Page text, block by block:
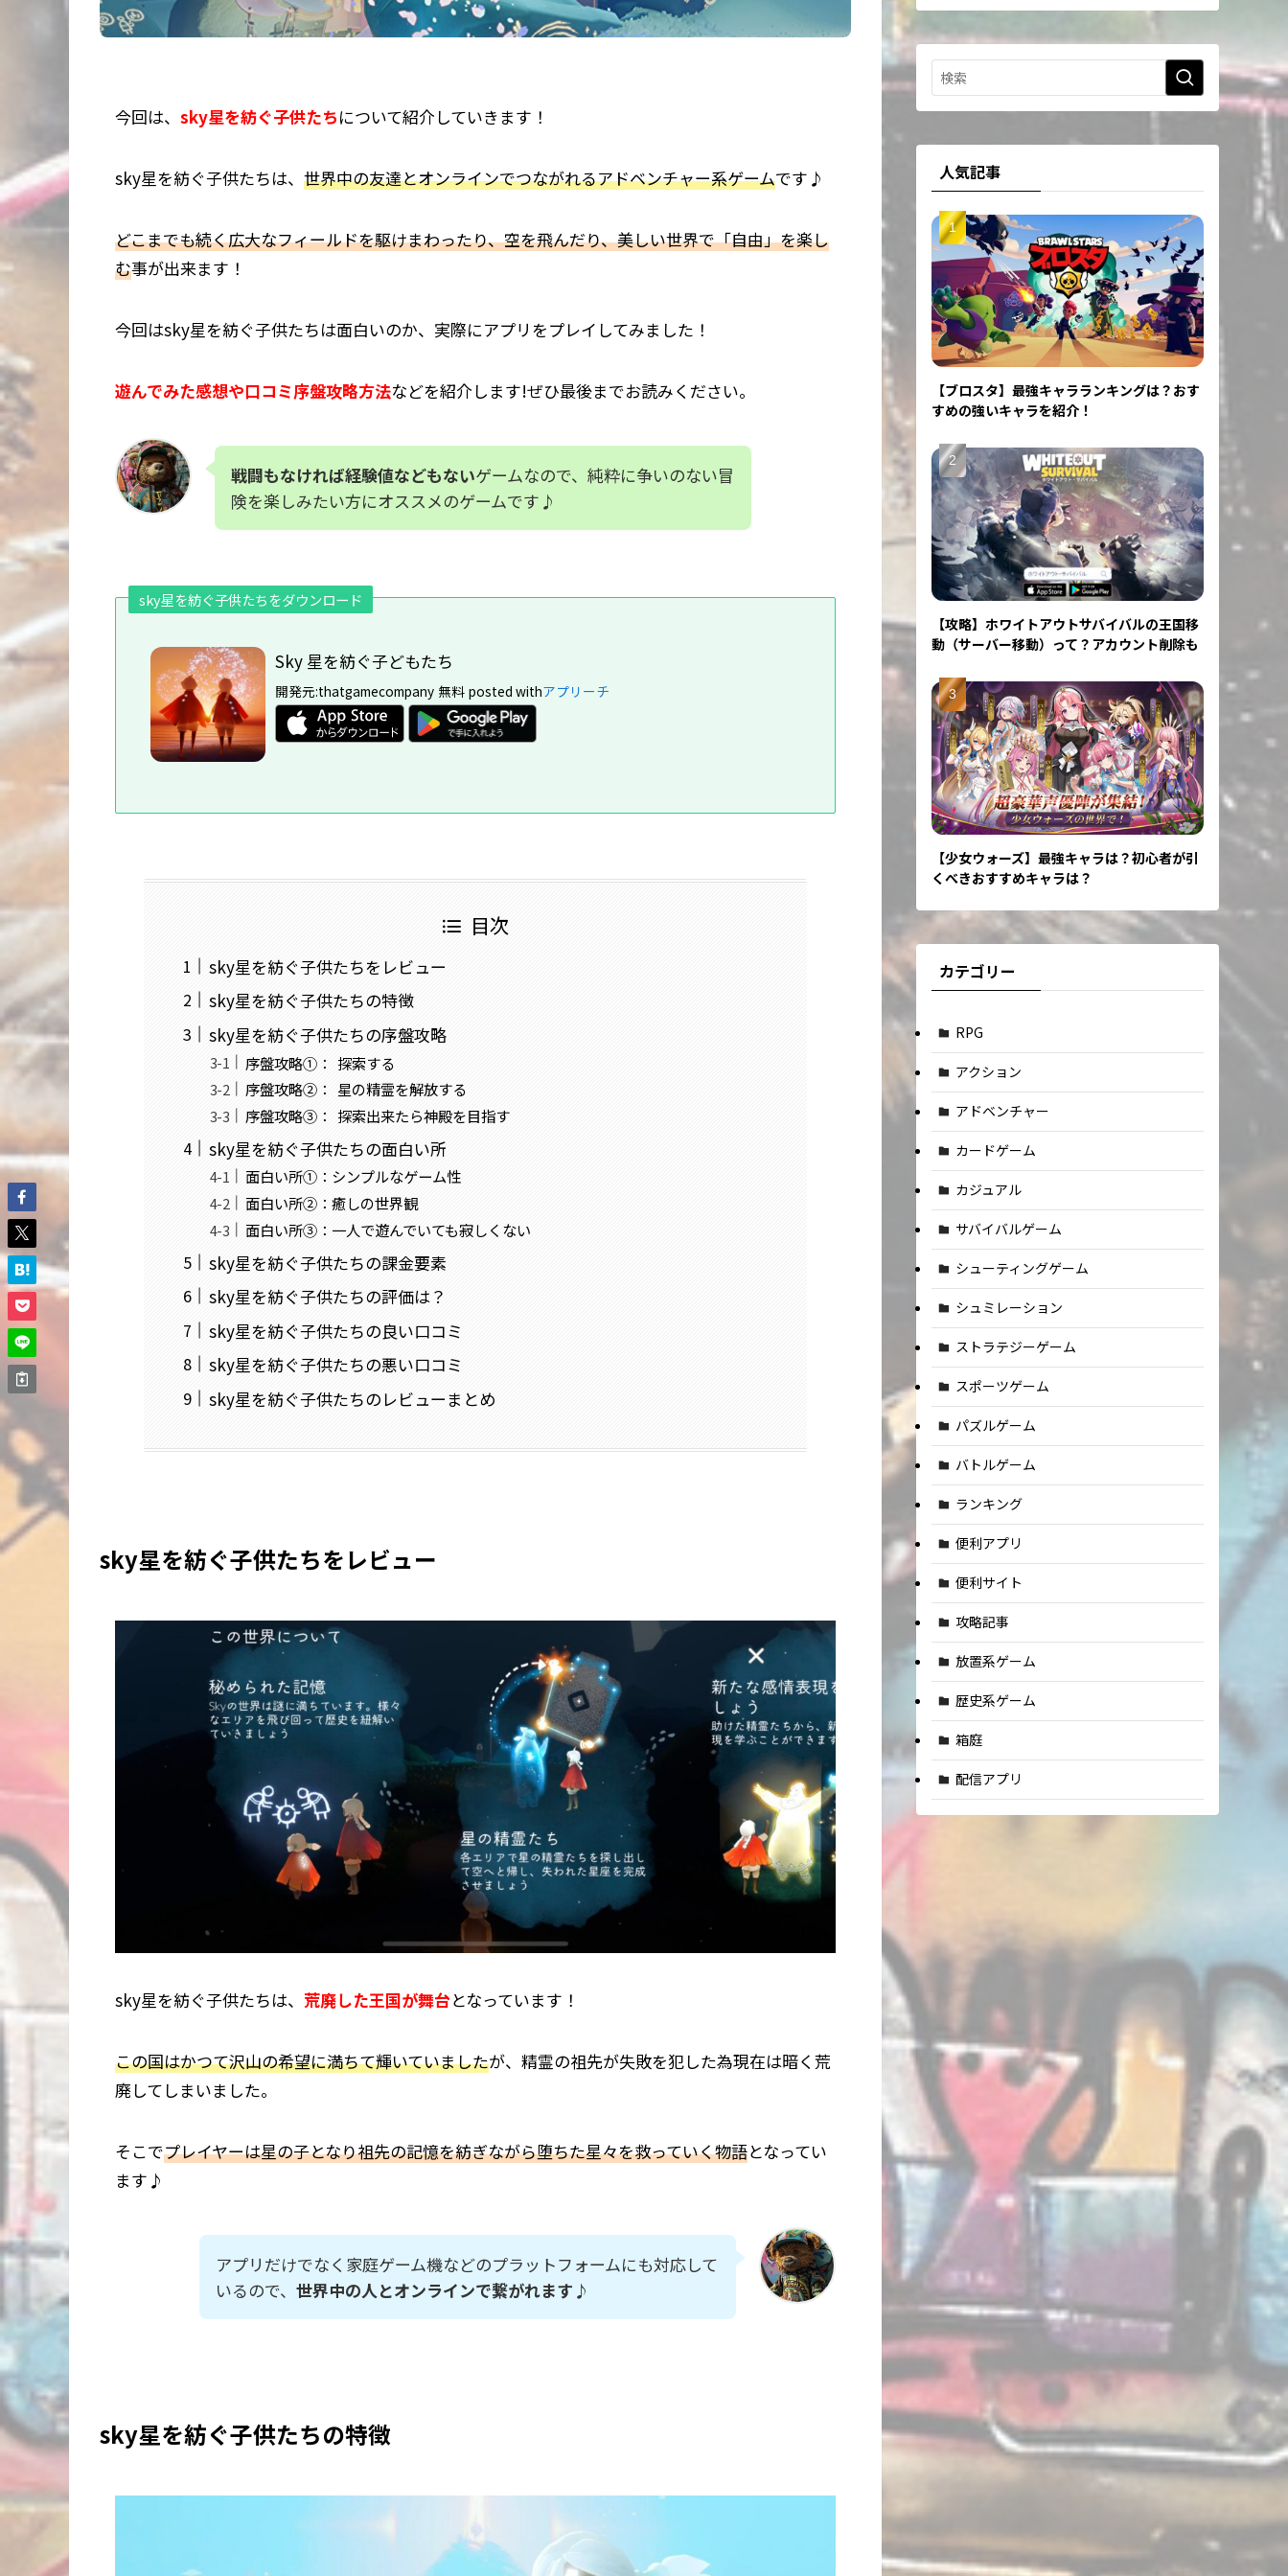
今回は、 sky星を紡ぐ子供たちについて紹介していきます！
sky星を紡ぐ子供たちは、 世界中の友達とオンラインでつながれるアドベンチャー系ゲームです♪
どこまでも続く広大なフィールドを駆けまわったり、空を飛んだり、美しい世界で「自由」を楽し
む事が出来ます！
今回はsky星を紡ぐ子供たちは面白いのか、 実際にアプリをプレイしてみました！
遊んでみた感想や口コミ序盤攻略方法などを紹介します!ぜひ最後までお読みください。
戦闘もなければ経験値などもないゲームなので、純粋に争いのない冒
険を楽しみたい方にオススメのゲームです♪
sky星を紡ぐ子供たちをダウンロード
Sky 星を紡ぐ子どもたち
開発元:thatgamecompany 無料 posted withアプリーチ
目次
sky星を紡ぐ子供たちをレビュー
sky星を紡ぐ子供たちの特徴
sky星を紡ぐ子供たちの序盤攻略
序盤攻略①： 探索する
序盤攻略②： 星の精霊を解放する
序盤攻略③： 探索出来たら神殿を目指す
sky星を紡ぐ子供たちの面白い所
面白い所①：シンプルなゲーム性
面白い所②：癒しの世界観
面白い所③：一人で遊んでいても寂しくない
sky星を紡ぐ子供たちの課金要素
sky星を紡ぐ子供たちの評価は？
sky星を紡ぐ子供たちの良い口コミ
sky星を紡ぐ子供たちの悪い口コミ
sky星を紡ぐ子供たちのレビューまとめ
sky星を紡ぐ子供たちをレビュー
sky星を紡ぐ子供たちは、 荒廃した王国が舞台となっています！
この国はかつて沢山の希望に満ちて輝いていましたが、精霊の祖先が失敗を犯した為現在は暗く 荒
廃してしまいました。
そこでプレイヤーは星の子となり祖先の記憶を紡ぎながら堕ちた星々を救っていく物語となってい
ます♪
アプリだけでなく家庭ゲーム機などのプラットフォームにも対応して
いるので、 世界中の人とオンラインで繋がれます ♪
sky星を紡ぐ子供たちの特徴
人気記事
【ブロスタ】最強キャラランキングは？おす
すめの強いキャラを紹介！
【攻略】ホワイトアウトサバイバルの王国移
動（サーバー移動）って？アカウント削除も
【少女ウォーズ】最強キャラは？初心者が引
くべきおすすめキャラは？
カテゴリー
RPG
アクション
アドベンチャー
カードゲーム
カジュアル
サバイバルゲーム
シューティングゲーム
シュミレーション
ストラテジーゲーム
スポーツゲーム
パズルゲーム
バトルゲーム
ランキング
便利アプリ
便利サイト
攻略記事
放置系ゲーム
歴史系ゲーム
箱庭
配信アプリ